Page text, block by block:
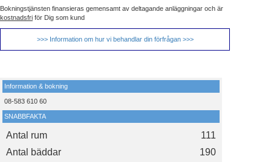
Bokningstjänsten finansieras gemensamt av deltagande anläggningar och är
kostnadsfri för Dig som kund
>>> Information om hur vi behandlar din förfrågan >>>
Information & bokning
08-583 610 60
SNABBFAKTA
Antal rum
111
Antal bäddar
190